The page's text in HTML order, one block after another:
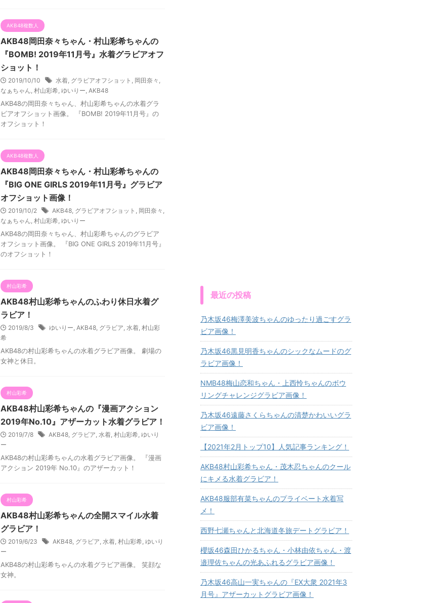
AKB48複数人
AKB48岡田奈々ちゃん・村山彩希ちゃんの
『BOMB! 2019年11月号』水着グラビアオフ
ショット！
2019/10/10 水着, グラビアオフショット , 岡田奈々 ,
なぁちゃん, 村山彩希, ゆいりー, AKB48
AKB48の岡田奈々ちゃん、村山彩希ちゃんの水着グラ
ビアオフショット画像。 『BOMB! 2019年11月号』の
オフショット！
AKB48複数人
AKB48岡田奈々ちゃん・村山彩希ちゃんの
『BIG ONE GIRLS 2019年11月号』グラビア
オフショット画像！
2019/10/2 AKB48, グラビアオフショット , 岡田奈々 ,
なぁちゃん, 村山彩希, ゆいりー
AKB48の岡田奈々ちゃん、村山彩希ちゃんのグラビア
オフショット画像。 『BIG ONE GIRLS 2019年11月号』
のオフショット！
村山彩希
AKB48村山彩希ちゃんのふわり休日水着グ
ラビア！
2019/8/3 ゆいりー, AKB48, グラビア, 水着, 村山彩
希
AKB48の村山彩希ちゃんの水着グラビア画像。 劇場の
女神と休日。
村山彩希
AKB48村山彩希ちゃんの『漫画アクション
2019年No.10』アザーカット水着グラビア！
2019/7/8 AKB48, グラビア, 水着, 村山彩希, ゆいり
ー
AKB48の村山彩希ちゃんの水着グラビア画像。 『漫画
アクション 2019年 No.10』のアザーカット！
村山彩希
AKB48村山彩希ちゃんの全開スマイル水着
グラビア！
2019/6/23 AKB48, グラビア, 水着, 村山彩希, ゆいり
ー
AKB48の村山彩希ちゃんの水着グラビア画像。 笑顔な
女神。
最近の投稿
乃木坂46梅澤美波ちゃんのゆったり過ごすグラ
ビア画像！
乃木坂46黒見明香ちゃんのシックなムードのグ
ラビア画像！
NMB48梅山恋和ちゃん・上西怜ちゃんのボウ
リングチャレンジグラビア画像！
乃木坂46遠藤さくらちゃんの清楚かわいいグラ
ビア画像！
【2021年2月トップ10】人気記事ランキング！
AKB48村山彩希ちゃん・茂木忍ちゃんのクール
にキメる水着グラビア！
AKB48服部有菜ちゃんのプライベート水着写
メ！
西野七瀬ちゃんと北海道冬旅デートグラビア！
櫻坂46森田ひかるちゃん・小林由依ちゃん・渡
邉理佐ちゃんの光あふれるグラビア画像！
乃木坂46高山一実ちゃんの『EX大衆 2021年3
月号』アザーカットグラビア画像！